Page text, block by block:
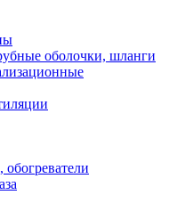
оболочки, шланги